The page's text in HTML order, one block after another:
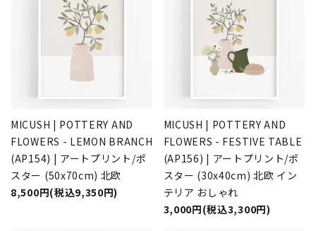
MICUSH | POTTERY AND
FLOWERS - LEMON BRANCH
(AP154) | アートプリント/ポ
スター (50x70cm) 北欧
8,500円(税込9,350円)
MICUSH | POTTERY AND
FLOWERS - FESTIVE TABLE
(AP156) | アートプリント/ポ
スター (30x40cm) 北欧 イン
テリア おしゃれ
3,000円(税込3,300円)